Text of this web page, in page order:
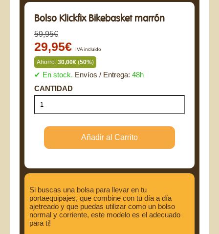
Bolso Klickfix Bikebasket marrón
59,95€
29,95€ IVA incluido
Ahorro: 30,00€ (50%)
✔ En stock. Envíos / Entrega: 48h
Si buscas una bolsa para llevar en tu
portaequipajes, que combine con tu día a día
ajetreado y que puedas utilizar como un bolso
normal y corriente, este modelo es el adecuado
para ti!